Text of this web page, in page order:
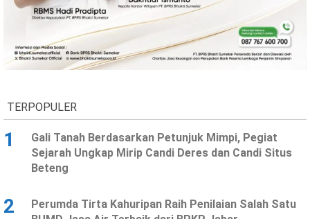
TERPOPULER
1
Gali Tanah Berdasarkan Petunjuk Mimpi, Pegiat
Sejarah Ungkap Mirip Candi Deres dan Candi Situs
Beteng
2
Perumda Tirta Kahuripan Raih Penilaian Salah Satu